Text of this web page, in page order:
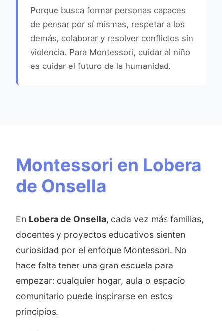
Porque busca formar personas capaces
de pensar por sí mismas, respetar a los
demás, colaborar y resolver conflictos sin
violencia. Para Montessori, cuidar al niño
es cuidar el futuro de la humanidad.
Montessori en Lobera
de Onsella
En Lobera de Onsella, cada vez más familias,
docentes y proyectos educativos sienten
curiosidad por el enfoque Montessori. No
hace falta tener una gran escuela para
empezar: cualquier hogar, aula o espacio
comunitario puede inspirarse en estos
principios.